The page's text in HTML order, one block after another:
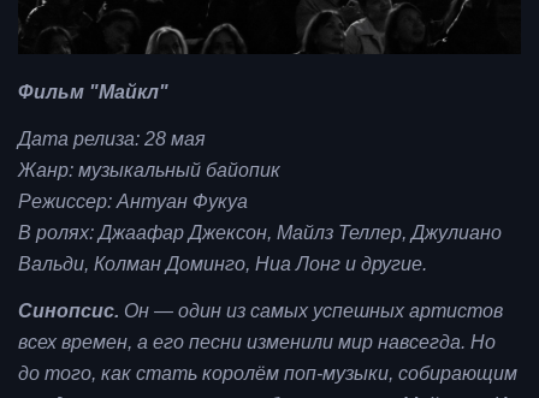
Фильм "Майкл"
Дата релиза: 28 мая
Жанр: музыкальный байопик
Режиссер: Антуан Фукуа
В ролях: Джаафар Джексон, Майлз Теллер, Джулиано
Вальди, Колман Доминго, Ниа Лонг и другие.
Синопсис. Он — один из самых успешных артистов
всех времен, а его песни изменили мир навсегда. Но
до того, как стать королём поп-музыки, собирающим